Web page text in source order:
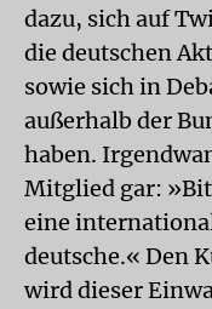
dazu, sich auf
die deutschen
sowie sich in
außerhalb der
haben.
Mitglied gar:
eine
deutsche.« Den
wird dieser